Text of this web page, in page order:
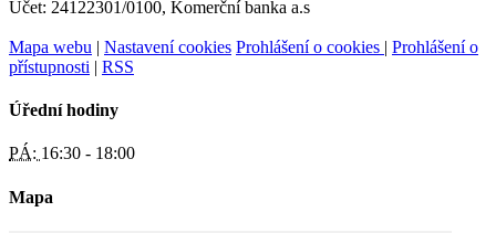
Účet: 24122301/0100, Komerční banka a.s
Mapa webu | Nastavení cookies Prohlášení o cookies | Prohlášení o
přístupnosti | RSS
Úřední hodiny
PÁ: 16:30 - 18:00
Mapa